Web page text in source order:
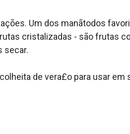
Um dos manãtodos
cristalizadas - são frutas
secar.
de vera£o para usar em